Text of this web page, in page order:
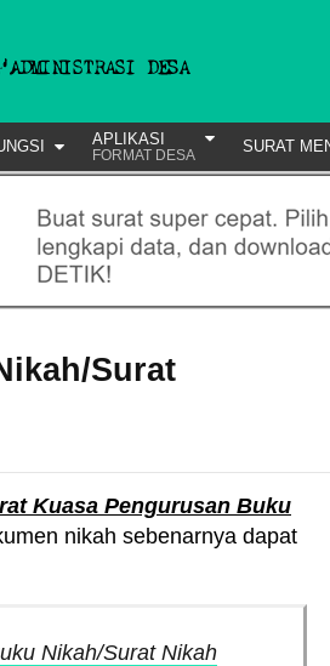
APLIKASI
FORMAT DESA SURAT
Surat
Kuasa Pengurusan Buku
nikah sebenarnya dapat
Nikah/Surat Nikah